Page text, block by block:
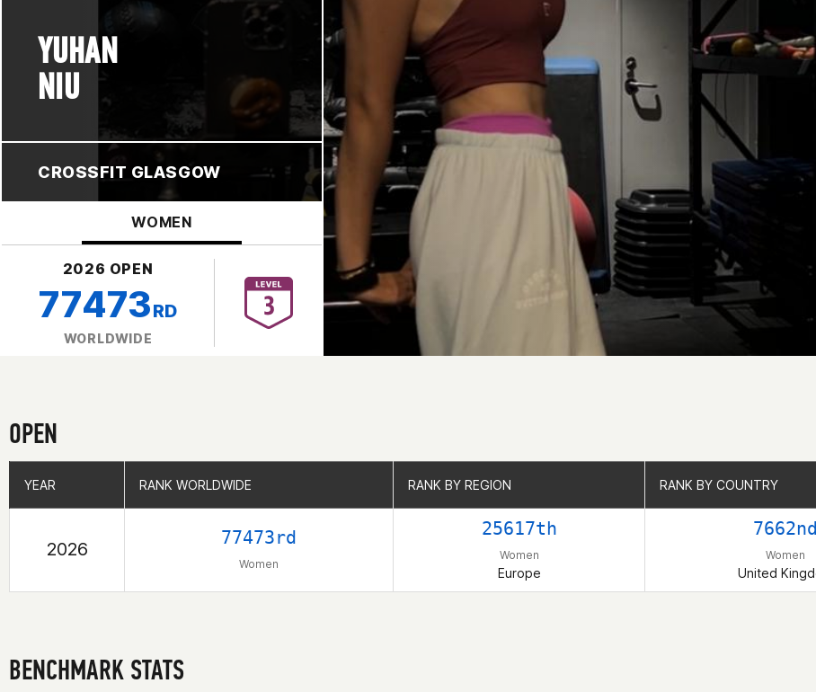
YUHAN
NIU
CROSSFIT GLASGOW
WOMEN
2026 OPEN
77473RD
WORLDWIDE
OPEN
YEAR RANK WORLDWIDE RANK BY REGION RANK BY COUNTRY
2026
77473rd
Women
25617th
Women
Europe
7662nd
Women
United
YEAR RANK WORLDWIDE RANK BY REGION RANK BY COUNTRY
BENCHMARK STATS